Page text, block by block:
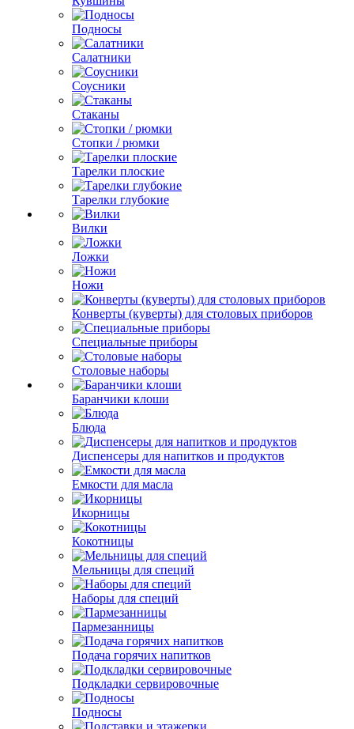
Подносы
Салатники
Соусники
Стаканы
Стопки / рюмки
Тарелки плоские
Тарелки глубокие
Вилки
Ложки
Ножи
Конверты (куверты) для столовых приборов
Специальные приборы
Столовые наборы
Баранчики клоши
Блюда
Диспенсеры для напитков и продуктов
Емкости для масла
Икорницы
Кокотницы
Мельницы для специй
Наборы для специй
Пармезанницы
Подача горячих напитков
Подкладки сервировочные
Подносы